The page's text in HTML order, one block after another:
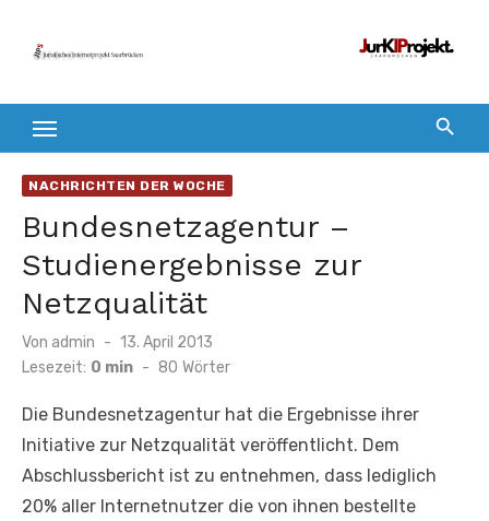
Inhalt
NACHRICHTEN DER WOCHE
Bundesnetzagentur –
Studienergebnisse zur
Netzqualität
Von admin
Veröffentlicht
am
13. April 2013
Lesezeit: 0 min - 80 Wörter
Die Bundesnetzagentur hat die Ergebnisse ihrer
Initiative zur Netzqualität veröffentlicht. Dem
Abschlussbericht ist zu entnehmen, dass lediglich
20% aller Internetnutzer die von ihnen bestellte